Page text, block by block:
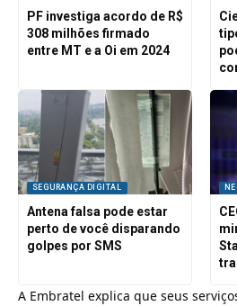
PF investiga acordo de R$
308 milhões firmado
entre MT e a Oi em 2024
SEGURANÇA DIGITAL
Antena falsa pode estar
perto de você disparando
golpes por SMS
A Embratel explica que seus